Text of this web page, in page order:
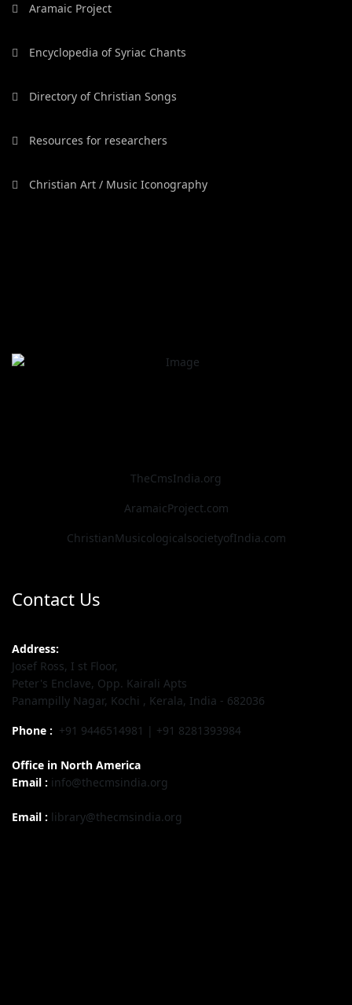
Aramaic Project
Encyclopedia of Syriac Chants
Directory of Christian Songs
Resources for researchers
Christian Art / Music Iconography
TheCmsIndia.org
AramaicProject.com
ChristianMusicologicalsocietyofIndia.com
Contact Us
Address:
Josef Ross, I st Floor,
Peter's Enclave, Opp. Kairali Apts
Panampilly Nagar, Kochi , Kerala, India - 682036
Phone : +91 9446514981 | +91 8281393984
Office in North America
Email : info@thecmsindia.org
Email : library@thecmsindia.org